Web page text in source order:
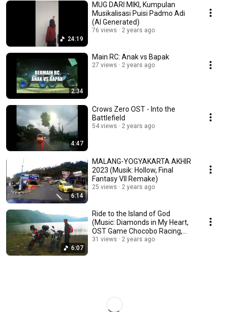
24:19
MUG DARI MIKI, Kumpulan
Musikalisasi Puisi Padmo Adi
(AI Generated)
76 views 2 years ago
2:34
Main RC: Anak vs Bapak
27 views 2 years ago
4:47
Crows Zero OST - Into the
Battlefield
54 views 2 years ago
6:14
MALANG-YOGYAKARTA AKHIR
2023 (Musik: Hollow, Final
Fantasy VII Remake)
25 views 2 years ago
6:07
Ride to the Island of God
(Music: Diamonds in My Heart,
OST Game Chocobo Racing,
Sung by Vicki Bell)
31 views 2 years ago